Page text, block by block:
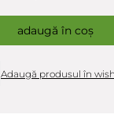
adaugă în coș
Adaugă produsul în